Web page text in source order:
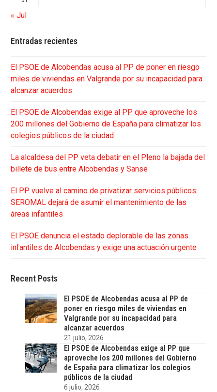
« Jul
Entradas recientes
El PSOE de Alcobendas acusa al PP de poner en riesgo
miles de viviendas en Valgrande por su incapacidad para
alcanzar acuerdos
El PSOE de Alcobendas exige al PP que aproveche los
200 millones del Gobierno de España para climatizar los
colegios públicos de la ciudad
La alcaldesa del PP veta debatir en el Pleno la bajada del
billete de bus entre Alcobendas y Sanse
El PP vuelve al camino de privatizar servicios públicos:
SEROMAL dejará de asumir el mantenimiento de las
áreas infantiles
El PSOE denuncia el estado deplorable de las zonas
infantiles de Alcobendas y exige una actuación urgente
Recent Posts
El PSOE de Alcobendas acusa al PP de
poner en riesgo miles de viviendas en
Valgrande por su incapacidad para
alcanzar acuerdos
21 julio, 2026
El PSOE de Alcobendas exige al PP que
aproveche los 200 millones del Gobierno
de España para climatizar los colegios
públicos de la ciudad
6 julio, 2026